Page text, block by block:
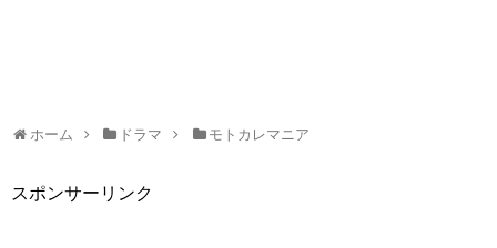
ホーム ドラマ モトカレマニア
スポンサーリンク